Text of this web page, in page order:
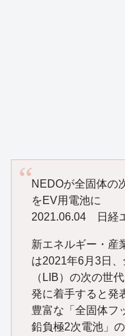
NEDOが全固体
をEV用電池に
2021.06.04 日経
新エネルギー・産
は2021年6月3日
（LIB）の次の世
発に着手すると発
豊富な「全固体フ
鉛負極2次電池」